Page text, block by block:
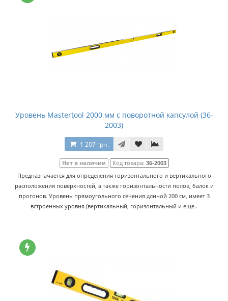
Уровень Mastertool 2000 мм с поворотной капсулой (36-
2003)
1 207 грн.
Нет в наличии Код товара: 36-2003
Предназначается для определения горизонтального и вертикального
расположения поверхностей, а также горизонтальности полов, балок и
прогонов. Уровень прямоугольного сечения длиной 200 см, имеет 3
встроенных уровня (вертикальный, горизонтальный и еще..